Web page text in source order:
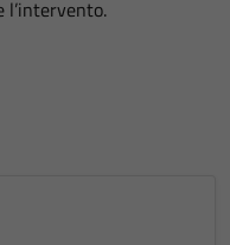
l’intervento.